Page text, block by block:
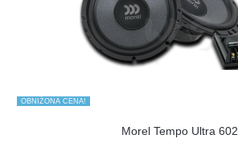
Morel Tempo Ultra 602
OBNIŻONA CENA!